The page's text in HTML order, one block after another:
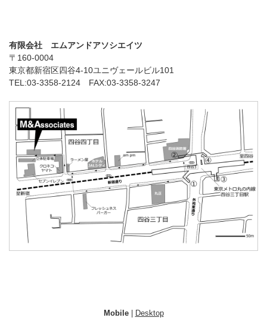
有限会社 エムアンドアソシエイツ
〒160-0004
東京都新宿区四谷4-10ユニヴェールビル101
TEL:03-3358-2124 FAX:03-3358-3247
Mobile| Desktop